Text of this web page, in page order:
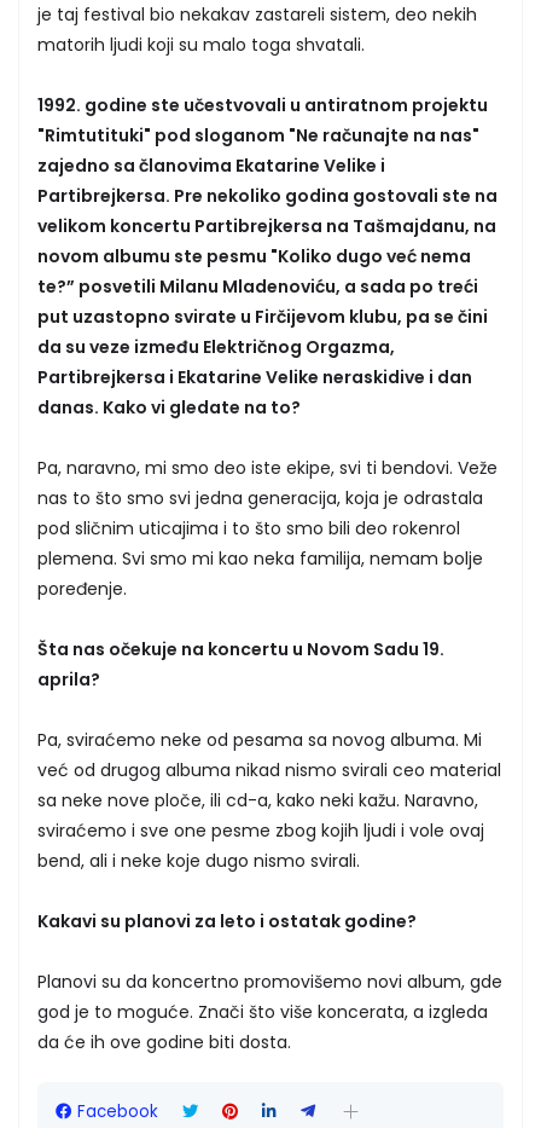
je taj festival bio nekakav zastareli sistem, deo nekih
matorih ljudi koji su malo toga shvatali.
1992. godine ste učestvovali u antiratnom projektu
"Rimtutituki" pod sloganom "Ne računajte na nas"
zajedno sa članovima Ekatarine Velike i
Partibrejkersa. Pre nekoliko godina gostovali ste na
velikom koncertu Partibrejkersa na Tašmajdanu, na
novom albumu ste pesmu "Koliko dugo već nema
te?” posvetili Milanu Mladenoviću, a sada po treći
put uzastopno svirate u Firčijevom klubu, pa se čini
da su veze između Električnog Orgazma,
Partibrejkersa i Ekatarine Velike neraskidive i dan
danas. Kako vi gledate na to?
Pa, naravno, mi smo deo iste ekipe, svi ti bendovi. Veže
nas to što smo svi jedna generacija, koja je odrastala
pod sličnim uticajima i to što smo bili deo rokenrol
plemena. Svi smo mi kao neka familija, nemam bolje
poređenje.
Šta nas očekuje na koncertu u Novom Sadu 19.
aprila?
Pa, sviraćemo neke od pesama sa novog albuma. Mi
već od drugog albuma nikad nismo svirali ceo material
sa neke nove ploče, ili cd-a, kako neki kažu. Naravno,
sviraćemo i sve one pesme zbog kojih ljudi i vole ovaj
bend, ali i neke koje dugo nismo svirali.
Kakavi su planovi za leto i ostatak godine?
Planovi su da koncertno promovišemo novi album, gde
god je to moguće. Znači što više koncerata, a izgleda
da će ih ove godine biti dosta.
Facebook